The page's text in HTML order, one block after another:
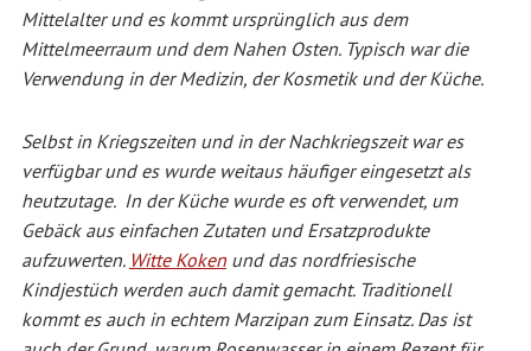
Mittelalter und es kommt ursprünglich aus dem
Mittelmeerraum und dem Nahen Osten. Typisch war die
Verwendung in der Medizin, der Kosmetik und der Küche.
Selbst in Kriegszeiten und in der Nachkriegszeit war es
verfügbar und es wurde weitaus häufiger eingesetzt als
heutzutage. In der Küche wurde es oft verwendet, um
Gebäck aus einfachen Zutaten und Ersatzprodukte
aufzuwerten. Witte Kokenund das nordfriesische
Kindjestüch werden auch damit gemacht. Traditionell
kommt es auch in echtem Marzipan zum Einsatz. Das ist